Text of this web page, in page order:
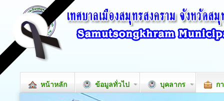
หน้าหลัก ข้อมูลทั่วไป บุคลากร ก